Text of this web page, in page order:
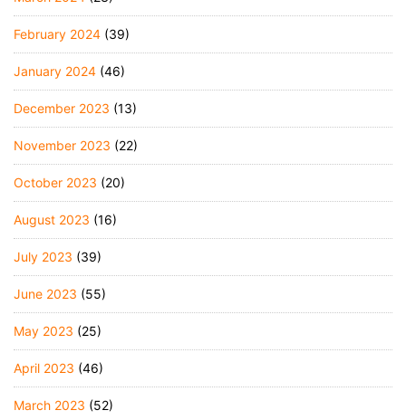
February 2024 (39)
January 2024 (46)
December 2023 (13)
November 2023 (22)
October 2023 (20)
August 2023 (16)
July 2023 (39)
June 2023 (55)
May 2023 (25)
April 2023 (46)
March 2023 (52)